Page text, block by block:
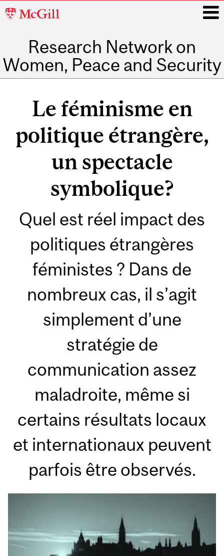
McGill
Research Network on
Women, Peace and Security
navigationLe féminisme en
politique étrangère,
un spectacle
symbolique?
Quel est réel impact des
politiques étrangères
féministes ? Dans de
nombreux cas, il s’agit
simplement d’une
stratégie de
communication assez
maladroite, même si
certains résultats locaux
et internationaux peuvent
parfois être observés.